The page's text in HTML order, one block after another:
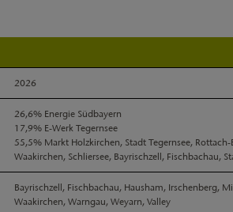
2026
26,6% Energie Südbayern
17,9% E-Werk Tegernsee
55,5% Markt Holzkirchen, Stadt Tegernsee,
Waakirchen, Schliersee, Bayrischzell, Fischbachau,
Bayrischzell, Fischbachau, Hausham, Irschenberg,
Waakirchen, Warngau, Weyarn, Valley